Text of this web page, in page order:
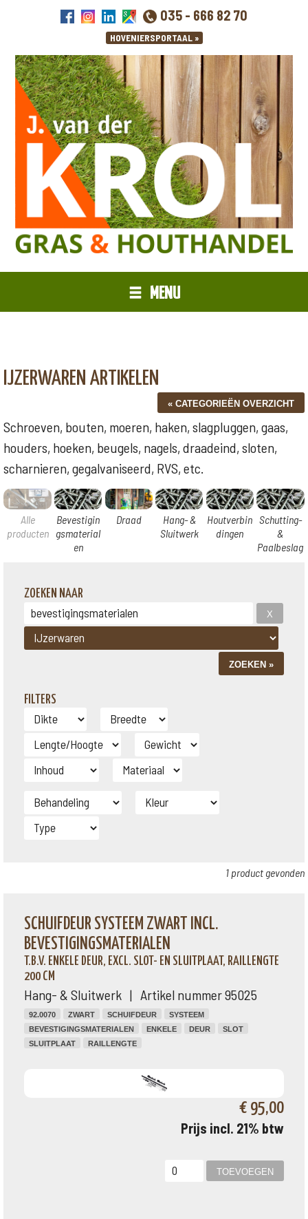
035 - 666 82 70
MENU
IJZERWAREN ARTIKELEN
Schroeven, bouten, moeren, haken, slagpluggen, gaas,
houders, hoeken, beugels, nagels, draadeind, sloten,
scharnieren, gegalvaniseerd, RVS, etc.
Alle
producten
Bevestigin
gsmaterial
en
Draad
Hang- &
Sluitwerk
Houtverbin
dingen
Schutting-
&
Paalbeslag
ZOEKEN NAAR
FILTERS
1 product gevonden
SCHUIFDEUR SYSTEEM ZWART INCL.
BEVESTIGINGSMATERIALEN
T.B.V. ENKELE DEUR, EXCL. SLOT- EN SLUITPLAAT, RAILLENGTE
200 CM
Hang- & Sluitwerk | Artikel nummer 95025
92.0070 ZWART SCHUIFDEUR
SYSTEEM
BEVESTIGINGSMATERIALEN
ENKELE DEUR
SLOT
SLUITPLAAT
RAILLENGTE
€ 95,00
Prijs incl. 21% btw